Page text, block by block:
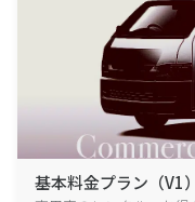
基本料金プラン（V1）